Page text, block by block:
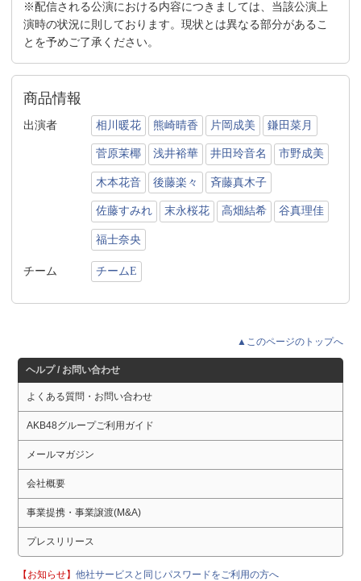
※配信される公演における内容につきましては、当該公演上
演時の状況に則しております。現状とは異なる部分があるこ
とを予めご了承ください。
商品情報
出演者 相川暖花 熊崎晴香 片岡成美 鎌田菜月
菅原茉椰 浅井裕華 井田玲音名 市野成美
木本花音 後藤楽々 斉藤真木子
佐藤すみれ 末永桜花 高畑結希 谷真理佳
福士奈央
チーム チームE
▲このページのトップへ
ヘルプ / お問い合わせ
よくある質問・お問い合わせ
AKB48グループご利用ガイド
メールマガジン
会社概要
事業提携・事業譲渡(M&A)
プレスリリース
【お知らせ】他社サービスと同じパスワードをご利用の方へ